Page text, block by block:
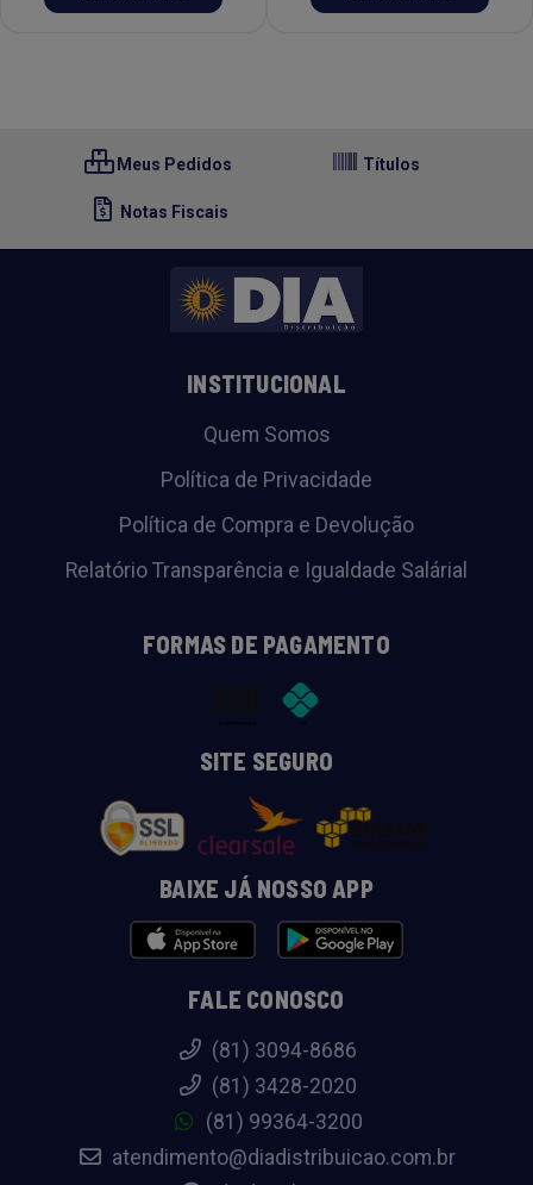
Meus Pedidos Títulos
Notas Fiscais
INSTITUCIONAL
Quem Somos
Política de Privacidade
Política de Compra e Devolução
Relatório Transparência e Igualdade Salárial
FORMAS DE PAGAMENTO
SITE SEGURO
BAIXE JÁ NOSSO APP
FALE CONOSCO
(81) 3094-8686
(81) 3428-2020
(81) 99364-3200
atendimento@diadistribuicao.com.br